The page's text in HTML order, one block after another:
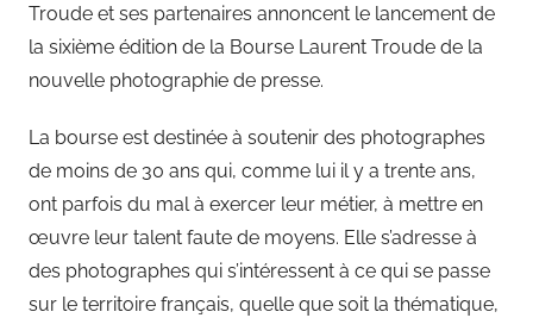
Troude et ses partenaires annoncent le lancement de
la sixième édition de la Bourse Laurent Troude de la
nouvelle photographie de presse.
La bourse est destinée à soutenir des photographes
de moins de 30 ans qui, comme lui il y a trente ans,
ont parfois du mal à exercer leur métier, à mettre en
œuvre leur talent faute de moyens. Elle s’adresse à
des photographes qui s’intéressent à ce qui se passe
sur le territoire français, quelle que soit la thématique,